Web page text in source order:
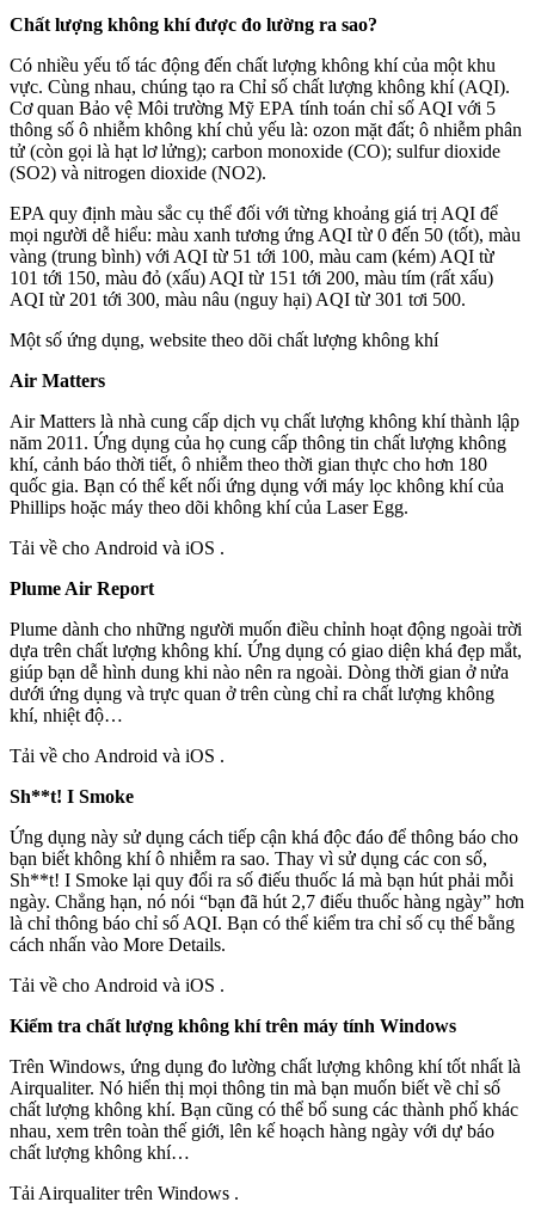
Chất lượng không khí được đo lường ra sao?
Có nhiều yếu tố tác động đến chất lượng không khí của một khu
vực. Cùng nhau, chúng tạo ra Chỉ số chất lượng không khí (AQI).
Cơ quan Bảo vệ Môi trường Mỹ EPA tính toán chỉ số AQI với 5
thông số ô nhiễm không khí chủ yếu là: ozon mặt đất; ô nhiễm phân
tử (còn gọi là hạt lơ lửng); carbon monoxide (CO); sulfur dioxide
(SO2) và nitrogen dioxide (NO2).
EPA quy định màu sắc cụ thể đối với từng khoảng giá trị AQI để
mọi người dễ hiểu: màu xanh tương ứng AQI từ 0 đến 50 (tốt), màu
vàng (trung bình) với AQI từ 51 tới 100, màu cam (kém) AQI từ
101 tới 150, màu đỏ (xấu) AQI từ 151 tới 200, màu tím (rất xấu)
AQI từ 201 tới 300, màu nâu (nguy hại) AQI từ 301 tơi 500.
Một số ứng dụng, website theo dõi chất lượng không khí
Air Matters
Air Matters là nhà cung cấp dịch vụ chất lượng không khí thành lập
năm 2011. Ứng dụng của họ cung cấp thông tin chất lượng không
khí, cảnh báo thời tiết, ô nhiễm theo thời gian thực cho hơn 180
quốc gia. Bạn có thể kết nối ứng dụng với máy lọc không khí của
Phillips hoặc máy theo dõi không khí của Laser Egg.
Tải về cho Android và iOS .
Plume Air Report
Plume dành cho những người muốn điều chỉnh hoạt động ngoài trời
dựa trên chất lượng không khí. Ứng dụng có giao diện khá đẹp mắt,
giúp bạn dễ hình dung khi nào nên ra ngoài. Dòng thời gian ở nửa
dưới ứng dụng và trực quan ở trên cùng chỉ ra chất lượng không
khí, nhiệt độ…
Tải về cho Android và iOS .
Sh**t! I Smoke
Ứng dụng này sử dụng cách tiếp cận khá độc đáo để thông báo cho
bạn biết không khí ô nhiễm ra sao. Thay vì sử dụng các con số,
Sh**t! I Smoke lại quy đổi ra số điếu thuốc lá mà bạn hút phải mỗi
ngày. Chẳng hạn, nó nói “bạn đã hút 2,7 điếu thuốc hàng ngày” hơn
là chỉ thông báo chỉ số AQI. Bạn có thể kiểm tra chỉ số cụ thể bằng
cách nhấn vào More Details.
Tải về cho Android và iOS .
Kiểm tra chất lượng không khí trên máy tính Windows
Trên Windows, ứng dụng đo lường chất lượng không khí tốt nhất là
Airqualiter. Nó hiển thị mọi thông tin mà bạn muốn biết về chỉ số
chất lượng không khí. Bạn cũng có thể bổ sung các thành phố khác
nhau, xem trên toàn thế giới, lên kế hoạch hàng ngày với dự báo
chất lượng không khí…
Tải Airqualiter trên Windows .